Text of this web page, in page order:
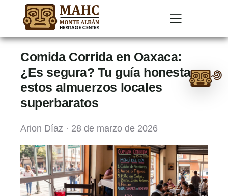
Ask
me
Monte
Albán
GPT
Comida Corrida en Oaxaca:
¿Es segura? Tu guía honesta a
estos almuerzos locales
superbaratos
Arion Díaz · 28 de marzo de 2026